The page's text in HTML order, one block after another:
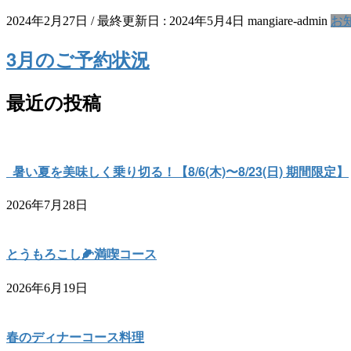
2024年2月27日 / 最終更新日 : 2024年5月4日 mangiare-admin お
3月のご予約状況
最近の投稿
暑い夏を美味しく乗り切る！【8/6(木)〜8/23(日) 期間限定】
2026年7月28日
とうもろこし🌽満喫コース
2026年6月19日
春のディナーコース料理